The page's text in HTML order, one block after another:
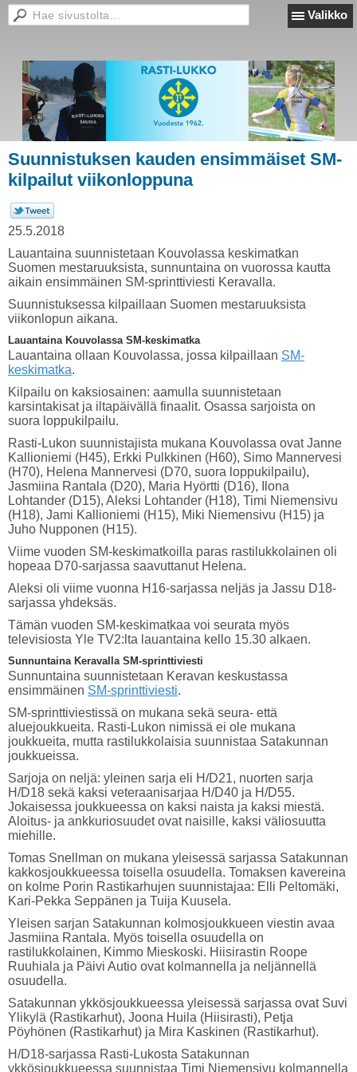
Valikko
Suunnistuksen kauden ensimmäiset SM-
kilpailut viikonloppuna
25.5.2018
Lauantaina suunnistetaan Kouvolassa keskimatkan
Suomen mestaruuksista, sunnuntaina on vuorossa kautta
aikain ensimmäinen SM-sprinttiviesti Keravalla.
Suunnistuksessa kilpaillaan Suomen mestaruuksista
viikonlopun aikana.
Lauantaina Kouvolassa SM-keskimatka
Lauantaina ollaan Kouvolassa, jossa kilpaillaan SM-
keskimatka.
Kilpailu on kaksiosainen: aamulla suunnistetaan
karsintakisat ja iltapäivällä finaalit. Osassa sarjoista on
suora loppukilpailu.
Rasti-Lukon suunnistajista mukana Kouvolassa ovat Janne
Kallioniemi (H45), Erkki Pulkkinen (H60), Simo Mannervesi
(H70), Helena Mannervesi (D70, suora loppukilpailu),
Jasmiina Rantala (D20), Maria Hyörtti (D16), Ilona
Lohtander (D15), Aleksi Lohtander (H18), Timi Niemensivu
(H18), Jami Kallioniemi (H15), Miki Niemensivu (H15) ja
Juho Nupponen (H15).
Viime vuoden SM-keskimatkoilla paras rastilukkolainen oli
hopeaa D70-sarjassa saavuttanut Helena.
Aleksi oli viime vuonna H16-sarjassa neljäs ja Jassu D18-
sarjassa yhdeksäs.
Tämän vuoden SM-keskimatkaa voi seurata myös
televisiosta Yle TV2:lta lauantaina kello 15.30 alkaen.
Sunnuntaina Keravalla SM-sprinttiviesti
Sunnuntaina suunnistetaan Keravan keskustassa
ensimmäinen SM-sprinttiviesti.
SM-sprinttiviestissä on mukana sekä seura- että
aluejoukkueita. Rasti-Lukon nimissä ei ole mukana
joukkueita, mutta rastilukkolaisia suunnistaa Satakunnan
joukkueissa.
Sarjoja on neljä: yleinen sarja eli H/D21, nuorten sarja
H/D18 sekä kaksi veteraanisarjaa H/D40 ja H/D55.
Jokaisessa joukkueessa on kaksi naista ja kaksi miestä.
Aloitus- ja ankkuriosuudet ovat naisille, kaksi väliosuutta
miehille.
Tomas Snellman on mukana yleisessä sarjassa Satakunnan
kakkosjoukkueessa toisella osuudella. Tomaksen kavereina
on kolme Porin Rastikarhujen suunnistajaa: Elli Peltomäki,
Kari-Pekka Seppänen ja Tuija Kuusela.
Yleisen sarjan Satakunnan kolmosjoukkueen viestin avaa
Jasmiina Rantala. Myös toisella osuudella on
rastilukkolainen, Kimmo Mieskoski. Hiisirastin Roope
Ruuhiala ja Päivi Autio ovat kolmannella ja neljännellä
osuudella.
Satakunnan ykkösjoukkueessa yleisessä sarjassa ovat Suvi
Ylikylä (Rastikarhut), Joona Huila (Hiisirasti), Petja
Pöyhönen (Rastikarhut) ja Mira Kaskinen (Rastikarhut).
H/D18-sarjassa Rasti-Lukosta Satakunnan
ykkösjoukkueessa suunnistaa Timi Niemensivu kolmannella